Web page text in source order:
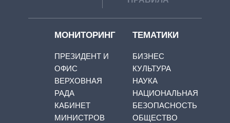
МОНИТОРИНГ
ПРЕЗИДЕНТ И
ОФИС
ВЕРХОВНАЯ
РАДА
КАБИНЕТ
МИНИСТРОВ
ТЕМАТИКИ
БИЗНЕС
КУЛЬТУРА
НАУКА
НАЦИОНАЛЬНАЯ
БЕЗОПАСНОСТЬ
ОБЩЕСТВО